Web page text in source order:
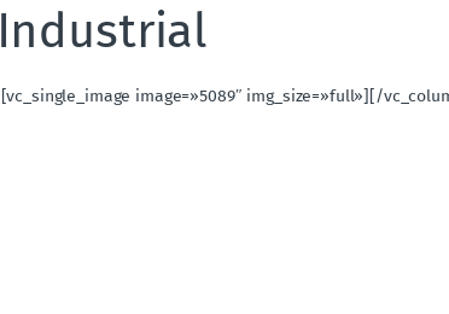
image=»5089″ img_size=»full»][/